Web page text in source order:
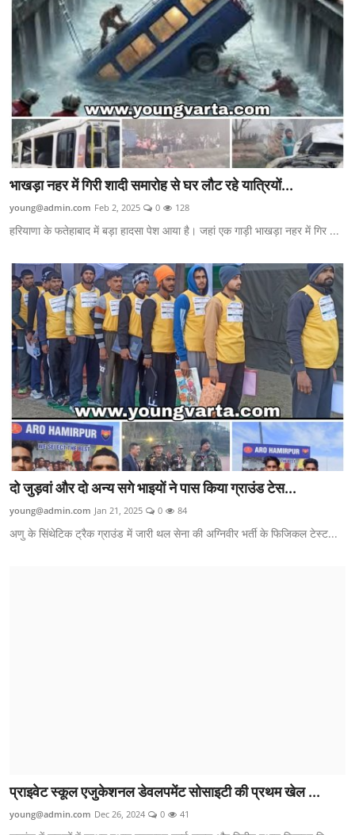
भाखड़ा नहर में गिरी शादी समारोह से घर लौट रहे यात्रियों...
young@admin.com Feb 2, 2025 0 128
हरियाणा के फतेहाबाद में बड़ा हादसा पेश आया है। जहां एक गाड़ी भाखड़ा नहर में गिर ...
दो जुड़वां और दो अन्य सगे भाइयों ने पास किया ग्राउंड टेस...
young@admin.com Jan 21, 2025 0 84
अणु के सिंथेटिक ट्रैक ग्राउंड में जारी थल सेना की अग्निवीर भर्ती के फिजिकल टेस्ट...
प्राइवेट स्कूल एजुकेशनल डेवलपमेंट सोसाइटी की प्रथम खेल ...
young@admin.com Dec 26, 2024 0 41